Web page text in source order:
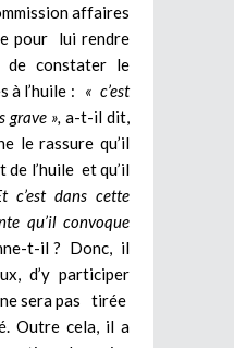
affaires
pour lui rendre
de constater le
à l’huile : « c’est
grave », a-t-il dit,
le rassure qu’il
de l’huile et qu’il
c’est dans cette
qu’il convoque
t-il ? Donc, il
d’y participer
sera pas tirée
Outre cela, il a